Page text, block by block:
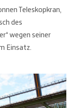
Teleskopkran,
des
wegen seiner
Einsatz.